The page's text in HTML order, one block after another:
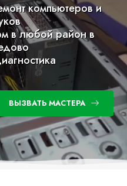
компьютеров и
в любой район в
ВЫЗВАТЬ МАСТЕРА